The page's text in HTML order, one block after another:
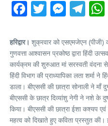
Facebook
Twitter
हरिद्वार। शुक्रवार को एसएमजेएन (पीजी)
गुणवत्ता आश्वासन प्रकोष्ठ द्वारा हिंदी
कार्यक्रम की शुरुआत मां सरस्वती वंदना
हिंदी विभाग की प्राध्यापिका लता शर्मा
डाला। बीएससी की छात्रा सोनाली ने माँ
बीएससी के छात्र दिव्यांशु नेगी ने नशे के
किया। बीएससी की छात्रा ईशा कश्यप
महत्व को दिखाते हुए कविता प्रस्तुत की।